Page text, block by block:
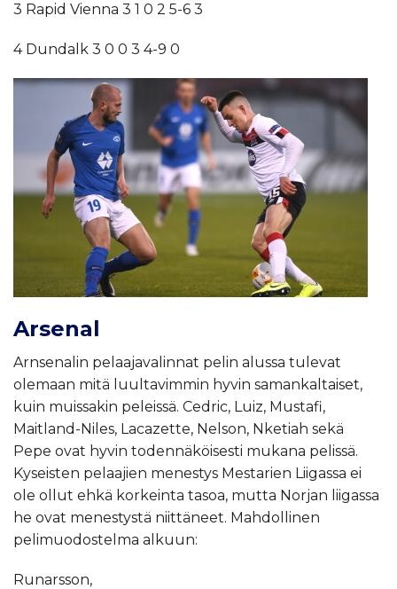
3 Rapid Vienna 3 1 0 2 5-6 3
4 Dundalk 3 0 0 3 4-9 0
Arsenal
Arnsenalin pelaajavalinnat pelin alussa tulevat
olemaan mitä luultavimmin hyvin samankaltaiset,
kuin muissakin peleissä. Cedric, Luiz, Mustafi,
Maitland-Niles, Lacazette, Nelson, Nketiah sekä
Pepe ovat hyvin todennäköisesti mukana pelissä.
Kyseisten pelaajien menestys Mestarien Liigassa ei
ole ollut ehkä korkeinta tasoa, mutta Norjan liigassa
he ovat menestystä niittäneet. Mahdollinen
pelimuodostelma alkuun:
Runarsson,